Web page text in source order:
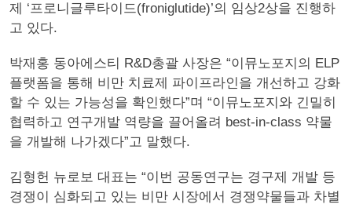
제 ‘프로니글루타이드(froniglutide)’의 임상2상을 진행하
고 있다.
박재홍 동아에스티 R&D총괄 사장은 “이뮤노포지의 ELP
플랫폼을 통해 비만 치료제 파이프라인을 개선하고 강화
할 수 있는 가능성을 확인했다”며 “이뮤노포지와 긴밀히
협력하고 연구개발 역량을 끌어올려 best-in-class 약물
을 개발해 나가겠다”고 말했다.
김형헌 뉴로보 대표는 “이번 공동연구는 경구제 개발 등
경쟁이 심화되고 있는 비만 시장에서 경쟁약물들과 차별